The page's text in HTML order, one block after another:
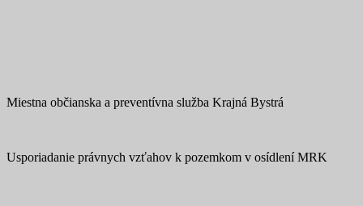
Miestna občianska a preventívna služba Krajná Bystrá
Usporiadanie právnych vzťahov k pozemkom v osídlení MRK